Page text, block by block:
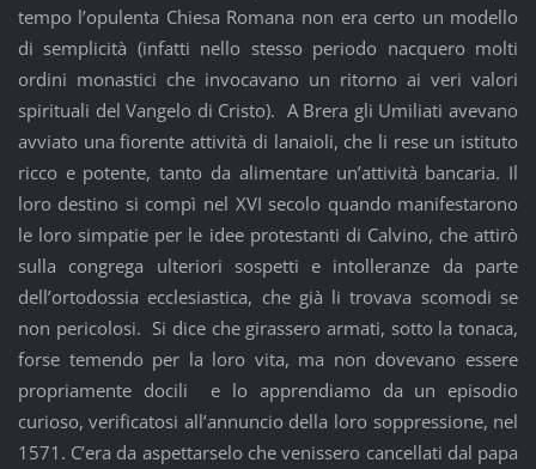
tempo l’opulenta Chiesa Romana non era certo un modello
di semplicità (infatti nello stesso periodo nacquero molti
ordini monastici che invocavano un ritorno ai veri valori
spirituali del Vangelo di Cristo). A Brera gli Umiliati avevano
avviato una fiorente attività di lanaioli, che li rese un istituto
ricco e potente, tanto da alimentare un’attività bancaria. Il
loro destino si compì nel XVI secolo quando manifestarono
le loro simpatie per le idee protestanti di Calvino, che attirò
sulla congrega ulteriori sospetti e intolleranze da parte
dell’ortodossia ecclesiastica, che già li trovava scomodi se
non pericolosi. Si dice che girassero armati, sotto la tonaca,
forse temendo per la loro vita, ma non dovevano essere
propriamente docili e lo apprendiamo da un episodio
curioso, verificatosi all’annuncio della loro soppressione, nel
1571. C’era da aspettarselo che venissero cancellati dal papa